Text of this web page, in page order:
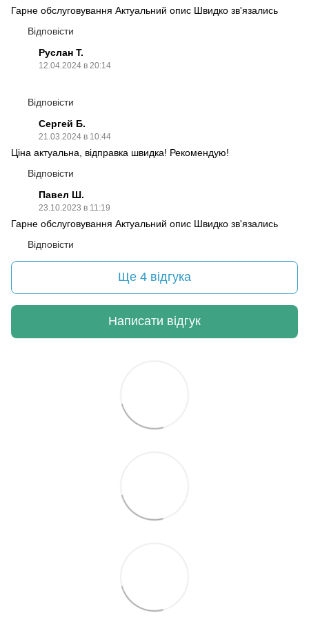
Гарне обслуговування Актуальний опис Швидко зв'язались
Відповісти
Руслан Т.
12.04.2024 в 20:14
Відповісти
Сергей Б.
21.03.2024 в 10:44
Ціна актуальна, відправка швидка! Рекомендую!
Відповісти
Павел Ш.
23.10.2023 в 11:19
Гарне обслуговування Актуальний опис Швидко зв'язались
Відповісти
Ще 4 відгука
Написати відгук